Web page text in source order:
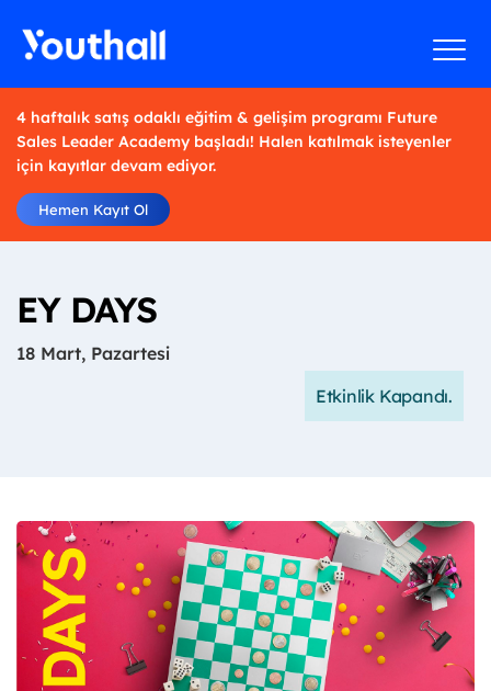
4 haftalık satış odaklı eğitim & gelişim programı Future
Sales Leader Academy başladı! Halen katılmak isteyenler
için kayıtlar devam ediyor.
Hemen Kayıt Ol
EY DAYS
18 Mart, Pazartesi
Etkinlik Kapandı.